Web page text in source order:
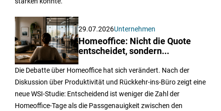
29.07.2026Unternehmen
Homeoffice: Nicht die Quote
entscheidet, sondern...
Die Debatte über Homeoffice hat sich verändert. Nach der
Diskussion über Produktivität und Rückkehr-ins-Büro zeigt eine
neue WSI-Studie: Entscheidend ist weniger die Zahl der
Homeoffice-Tage als die Passgenauigkeit zwischen den